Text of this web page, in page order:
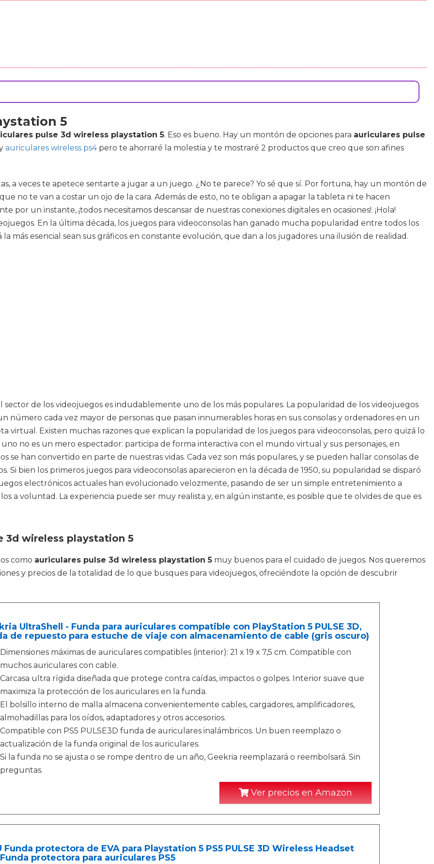
5
pulse 3d wireless playstation 5. Eso es bueno. Hay un montón de opciones para auriculares pulse
auriculares wireless ps4pero te ahorraré la molestia y te mostraré 2 productos que creo que son afines
a veces te apetece sentarte a jugar a un juego. ¿No te parece? Yo sé que sí. Por fortuna, hay un montón de
no te van a costar un ojo de la cara. Además de esto, no te obligan a apagar la tableta ni te hacen
por un instante, ¡todos necesitamos descansar de nuestras conexiones digitales en ocasiones!. ¡Hola!
En la última década, los juegos para videoconsolas han ganado mucha popularidad entre todos los
más esencial sean sus gráficos en constante evolución, que dan a los jugadores una ilusión de realidad.
sector de los videojuegos es indudablemente uno de los más populares. La popularidad de los videojuegos
cada vez mayor de personas que pasan innumerables horas en sus consolas y ordenadores en un
virtual. Existen muchas razones que explican la popularidad de los juegos para videoconsolas, pero quizá lo
no es un mero espectador: participa de forma interactiva con el mundo virtual y sus personajes, en
se han convertido en parte de nuestras vidas. Cada vez son más populares, y se pueden hallar consolas de
Si bien los primeros juegos para videoconsolas aparecieron en la década de 1950, su popularidad se disparó
electrónicos actuales han evolucionado velozmente, pasando de ser un simple entretenimiento a
a voluntad. La experiencia puede ser muy realista y, en algún instante, es posible que te olvides de que es
3d wireless playstation 5
como auriculares pulse 3d wireless playstation 5 muy buenos para el cuidado de juegos. Nos queremos
y precios de la totalidad de lo que busques para videojuegos, ofreciéndote la opción de descubrir
UltraShell - Funda para auriculares compatible con PlayStation 5 PULSE 3D,
de repuesto para estuche de viaje con almacenamiento de cable (gris oscuro)
Dimensiones máximas de auriculares compatibles (interior): 21 x 19 x 7,5 cm. Compatible con
muchos auriculares con cable.
Carcasa ultra rígida diseñada que protege contra caídas, impactos o golpes. Interior suave que
maximiza la protección de los auriculares en la funda.
El bolsillo interno de malla almacena convenientemente cables, cargadores, amplificadores,
almohadillas para los oídos, adaptadores y otros accesorios.
Compatible con PS5 PULSE3D funda de auriculares inalámbricos. Un buen reemplazo o
actualización de la funda original de los auriculares.
Si la funda no se ajusta o se rompe dentro de un año, Geekria reemplazará o reembolsará. Sin
preguntas.
Ver precios en Amazon
Funda protectora de EVA para Playstation 5 PS5 PULSE 3D Wireless Headset
protectora para auriculares PS5